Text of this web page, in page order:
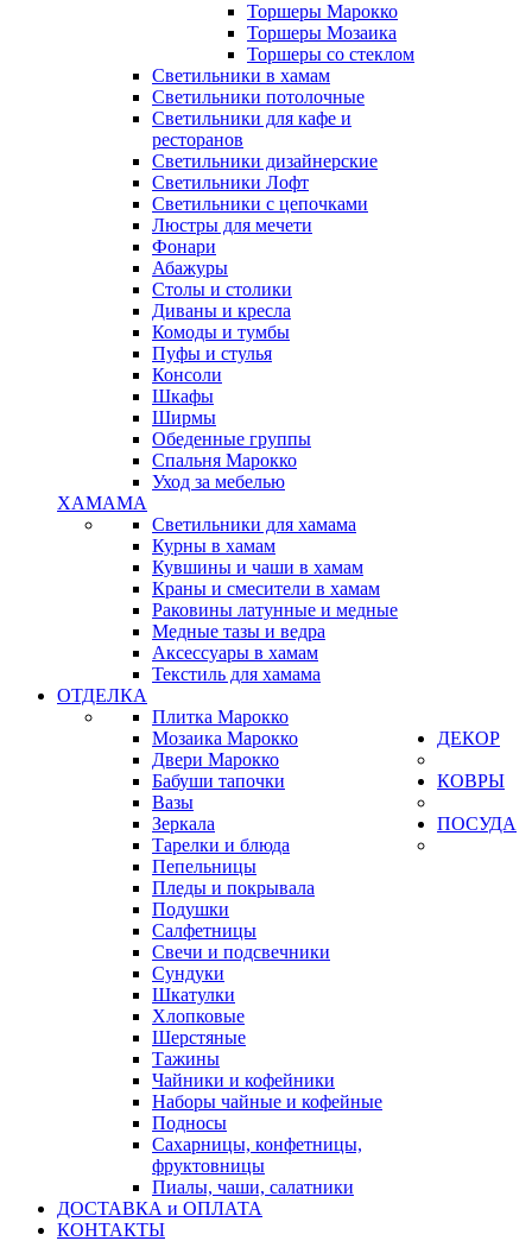
Торшеры Марокко
Торшеры Мозаика
Торшеры со стеклом
Светильники в хамам
Светильники потолочные
Светильники для кафе и
ресторанов
Светильники дизайнерские
Светильники Лофт
Светильники с цепочками
Люстры для мечети
Фонари
Абажуры
Столы и столики
Диваны и кресла
Комоды и тумбы
Пуфы и стулья
Консоли
Шкафы
Ширмы
Обеденные группы
Спальня Марокко
Уход за мебелью
ХАМАМА
Светильники для хамама
Курны в хамам
Кувшины и чаши в хамам
Краны и смесители в хамам
Раковины латунные и медные
Медные тазы и ведра
Аксессуары в хамам
Текстиль для хамама
ОТДЕЛКА
Плитка Марокко
Мозаика Марокко
Двери Марокко
ДЕКОР
Бабуши тапочки
Вазы
Зеркала
Тарелки и блюда
Пепельницы
Пледы и покрывала
Подушки
Салфетницы
Свечи и подсвечники
Сундуки
Шкатулки
КОВРЫ
Хлопковые
Шерстяные
ПОСУДА
Тажины
Чайники и кофейники
Наборы чайные и кофейные
Подносы
Сахарницы, конфетницы,
фруктовницы
Пиалы, чаши, салатники
ДОСТАВКА и ОПЛАТА
КОНТАКТЫ